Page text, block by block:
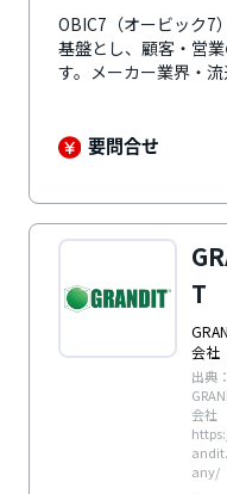
OBIC7（オービック7
基盤とし、顧客・営
す。メーカー業界・
ど、それぞれの業界
案することができま
つ大企業の経営管理
要問合せ
T
会社
出典：
会社
any/